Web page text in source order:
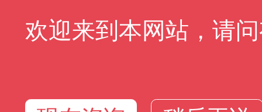
欢迎来到本网站，请